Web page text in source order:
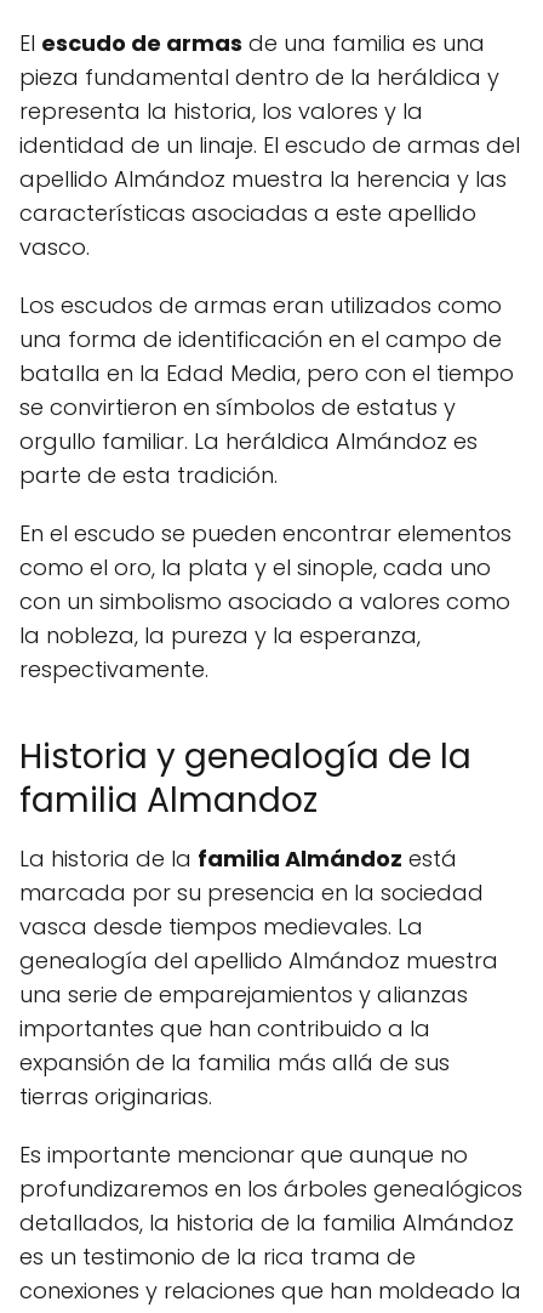
El escudo de armas de una familia es una
pieza fundamental dentro de la heráldica y
representa la historia, los valores y la
identidad de un linaje. El escudo de armas del
apellido Almándoz muestra la herencia y las
características asociadas a este apellido
vasco.
Los escudos de armas eran utilizados como
una forma de identificación en el campo de
batalla en la Edad Media, pero con el tiempo
se convirtieron en símbolos de estatus y
orgullo familiar. La heráldica Almándoz es
parte de esta tradición.
En el escudo se pueden encontrar elementos
como el oro, la plata y el sinople, cada uno
con un simbolismo asociado a valores como
la nobleza, la pureza y la esperanza,
respectivamente.
Historia y genealogía de la
familia Almandoz
La historia de la familia Almándoz está
marcada por su presencia en la sociedad
vasca desde tiempos medievales. La
genealogía del apellido Almándoz muestra
una serie de emparejamientos y alianzas
importantes que han contribuido a la
expansión de la familia más allá de sus
tierras originarias.
Es importante mencionar que aunque no
profundizaremos en los árboles genealógicos
detallados, la historia de la familia Almándoz
es un testimonio de la rica trama de
conexiones y relaciones que han moldeado la